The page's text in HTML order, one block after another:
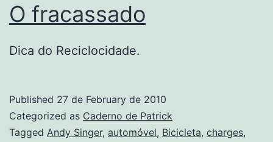
O fracassado
Dica do Reciclocidade.
Published 27 de February de 2010
Categorized as Caderno de Patrick
Tagged Andy Singer, automóvel, Bicicleta, charges,